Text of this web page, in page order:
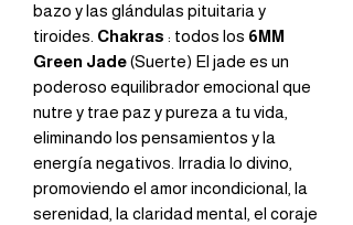
bazo y las glándulas pituitaria y
tiroides. Chakras : todos los 6MM
Green Jade(Suerte) El jade es un
poderoso equilibrador emocional que
nutre y trae paz y pureza a tu vida,
eliminando los pensamientos y la
energía negativos. Irradia lo divino,
promoviendo el amor incondicional, la
serenidad, la claridad mental, el coraje